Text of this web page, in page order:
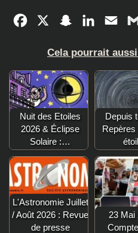
Facebook SnapchatLinkedIn
Cela pourrait
Nuit des Etoiles
2026 & Éclipse
Solaire :…
Depuis
Repères
L'Astronomie Juillet
/ Août 2026 : Revue
de presse
23 Mai